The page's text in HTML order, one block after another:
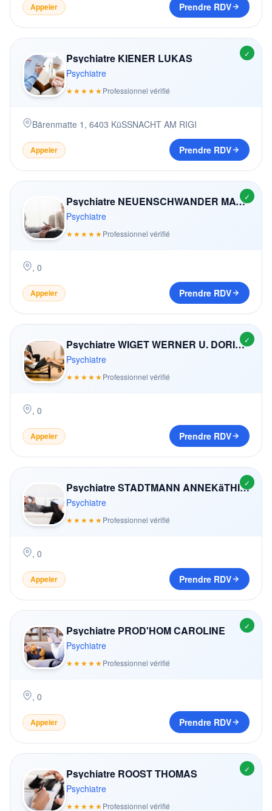
Appeler Prendre RDV
✓
Psychiatre KIENER LUKAS
Psychiatre
★★★★★Professionnel vérifié
Bärenmatte 1 , 6403 KüSSNACHT AM RIGI
Appeler Prendre RDV
✓
Psychiatre NEUENSCHWANDER MATTHIAS
Psychiatre
★★★★★Professionnel vérifié
, 0
Appeler Prendre RDV
✓
Psychiatre WIGET WERNER U. DORIS (-ZIMMERMANN)
Psychiatre
★★★★★Professionnel vérifié
, 0
Appeler Prendre RDV
✓
Psychiatre STADTMANN ANNEKäTHI (-BüHLER)
Psychiatre
★★★★★Professionnel vérifié
, 0
Appeler Prendre RDV
✓
Psychiatre PROD'HOM CAROLINE
Psychiatre
★★★★★Professionnel vérifié
, 0
Appeler Prendre RDV
✓
Psychiatre ROOST THOMAS
Psychiatre
★★★★★Professionnel vérifié